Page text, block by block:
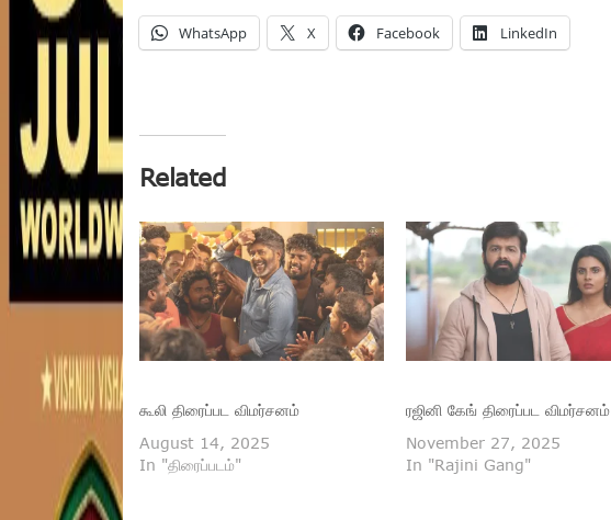
WhatsApp X Facebook LinkedIn
Related
கூலி திரைப்பட விமர்சனம்
August 14, 2025
In "திரைப்படம்"
ரஜினி கேங் திரைப்பட விமர்சனம்
November 27, 2025
In "Rajini Gang"